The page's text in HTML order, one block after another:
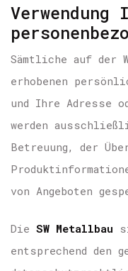
Verwendung
Sämtliche auf der
erhobenen
und Ihre Adresse
werden
Betreuung, der
von Angeboten
Die SW Metallbau
entsprechend den